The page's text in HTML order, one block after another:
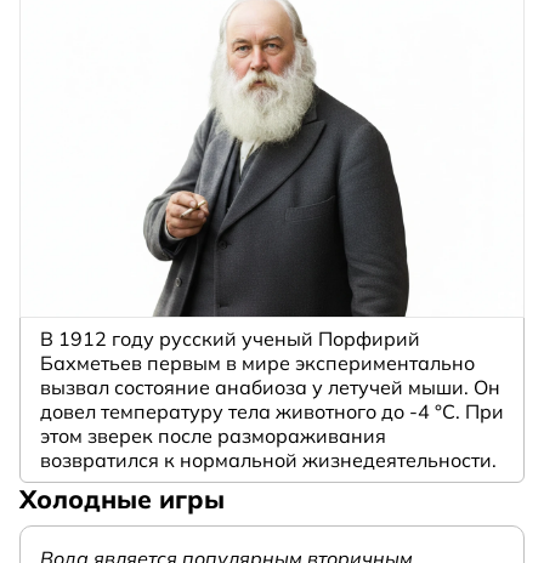
В 1912 году русский ученый Порфирий
Бахметьев первым в мире экспериментально
вызвал состояние анабиоза у летучей мыши. Он
довел температуру тела животного до -4 °C. При
этом зверек после размораживания
возвратился к нормальной жизнедеятельности.
Холодные игры
Вода является популярным вторичным